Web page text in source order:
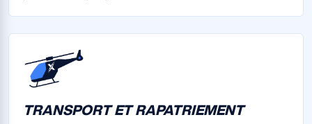
TRANSPORT ET RAPATRIEMENT